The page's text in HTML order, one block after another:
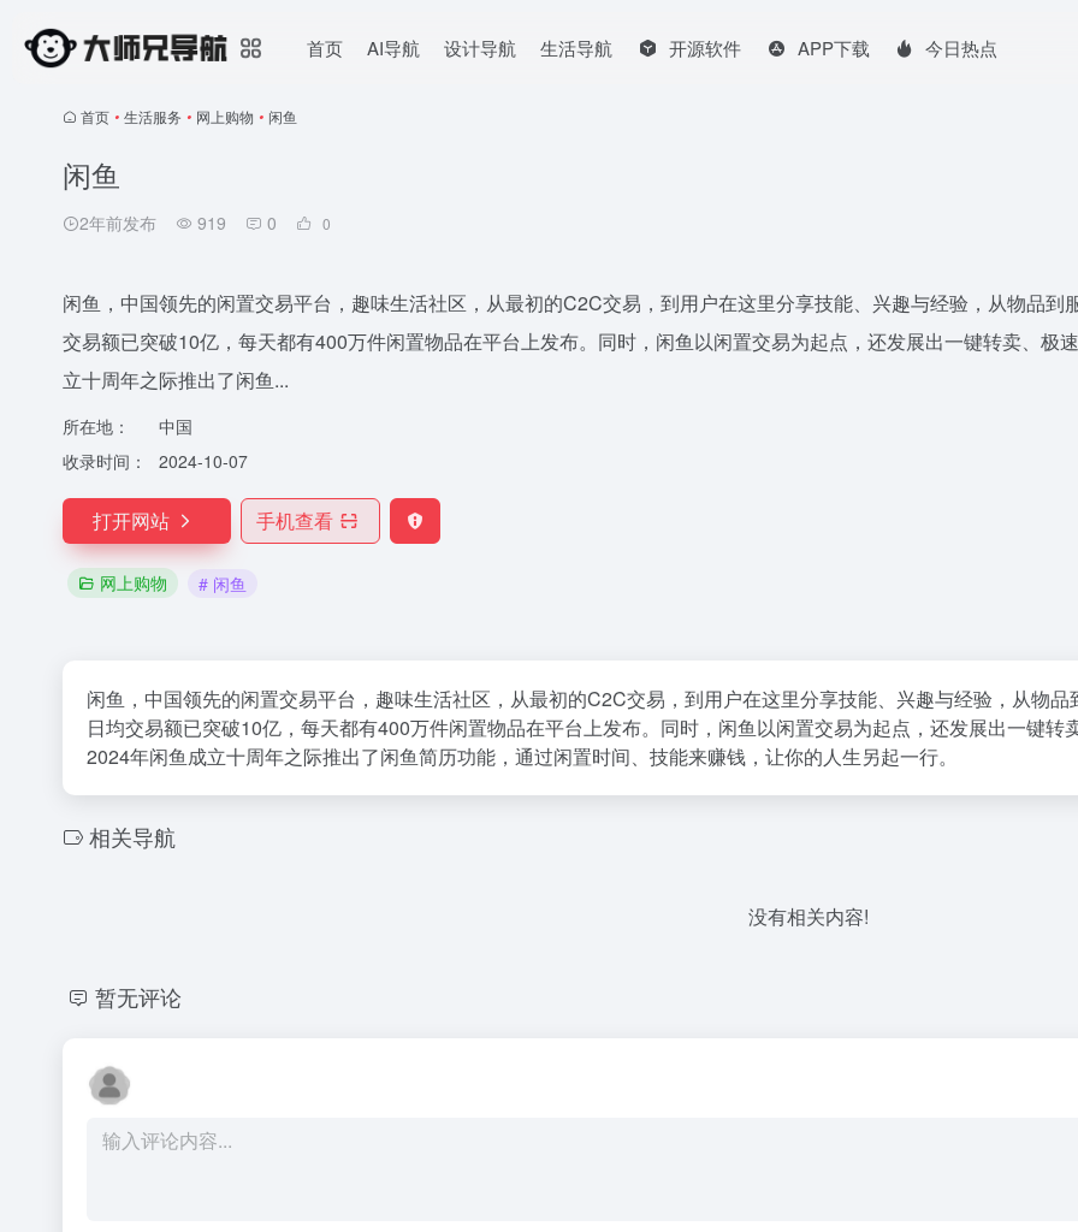
首页 AI导航 设计导航 生活导航 开源软件 APP下载 今日热点
首页 • 生活服务 • 网上购物 • 闲鱼
闲鱼
2年前发布 919 0 0
闲鱼，中国领先的闲置交易平台，趣味生活社区，从最初的C2C交易，到用户在这里分享技能、兴趣与经验，从物品
交易额已突破10亿，每天都有400万件闲置物品在平台上发布。同时，闲鱼以闲置交易为起点，还发展出一键转卖、极
立十周年之际推出了闲鱼...
所在地：
中国
收录时间：
2024-10-07
打开网站 手机查看
网上购物 # 闲鱼
闲鱼，中国领先的闲置交易平台，趣味生活社区，从最初的C2C交易，到用户在这里分享技能、兴趣与经验，从物
日均交易额已突破10亿，每天都有400万件闲置物品在平台上发布。同时，闲鱼以闲置交易为起点，还发展出一键
2024年闲鱼成立十周年之际推出了闲鱼简历功能，通过闲置时间、技能来赚钱，让你的人生另起一行。
相关导航
没有相关内容!
暂无评论